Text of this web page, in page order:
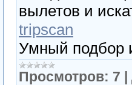
вылетов и
tripscan
Умный подбор
Просмотров: 7 |